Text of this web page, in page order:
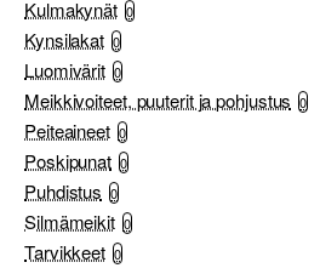
Kulmakynät 0
Kynsilakat 0
Luomivärit 0
Meikkivoiteet, puuterit ja pohjustus 0
Peiteaineet 0
Poskipunat 0
Puhdistus 0
Silmämeikit 0
Tarvikkeet 0